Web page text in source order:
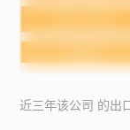
近三年该公司 的出